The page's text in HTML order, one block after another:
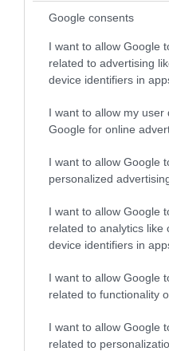
Google consents
I want to allow Google
related to advertising
device identifiers in
I want to allow my user
Google for online
I want to allow Google
personalized
I want to allow Google
related to analytics like
device identifiers in
I want to allow Google
related to functionality
I want to allow Google
related to
«Οι εντελώς αθώοι»:
Αττικής (φωτο)
04.08.2026 | 15:02
Αυτή την ώρα το
υπουργό